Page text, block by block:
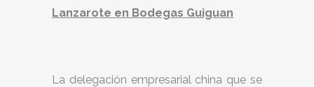
Lanzarote en Bodegas Guiguan
La delegación empresarial china que se